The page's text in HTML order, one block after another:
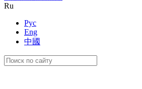
Ru
Рус
Eng
中國